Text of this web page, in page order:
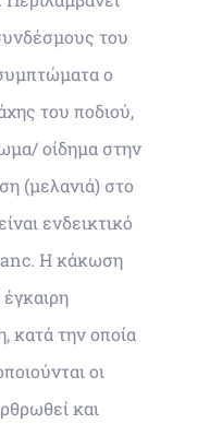
του
ο
του ποδιού,
οίδημα στην
(μελανιά) στο
ενδεικτικό
Η κάκωση
κατά την οποία
οι
και